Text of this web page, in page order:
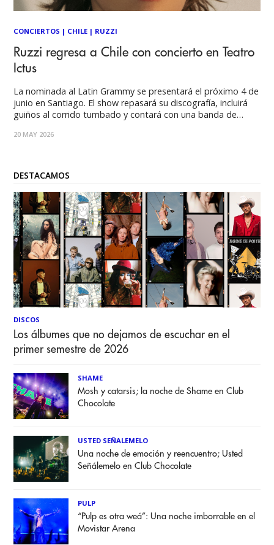
CONCIERTOS | CHILE | RUZZI
Ruzzi regresa a Chile con concierto en Teatro
Ictus
La nominada al Latin Grammy se presentará el próximo 4 de
junio en Santiago. El show repasará su discografía, incluirá
guiños al corrido tumbado y contará con una banda de
junio, el Teatro Ictus será el escenario del esperado regreso
20 MAY 2026
DESTACAMOS
DISCOS
Los álbumes que no dejamos de escuchar en el
primer semestre de 2026
SHAME
Mosh y catarsis; la noche de Shame en Club
Chocolate
USTED SEÑALEMELO
Una noche de emoción y reencuentro; Usted
Señálemelo en Club Chocolate
PULP
“Pulp es otra weá”: Una noche imborrable en el
Movistar Arena